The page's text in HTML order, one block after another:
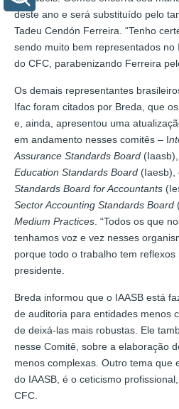
deste ano e será substituído pelo
Tadeu Cendón Ferreira. “Tenho
sendo muito bem representados no
do CFC, parabenizando Ferreira
Os demais representantes
Ifac foram citados por Breda, que
e, ainda, apresentou uma
em andamento nesses comitês – I
Assurance Standards Board
Education Standards Board (Iaesb),
Standards Board for Accountants
Sector Accounting Standards Board
Medium Practices . “Todos os que
tenhamos voz e vez nesses
porque todo o trabalho tem reflexos
presidente.
Breda informou que o IAASB está
de auditoria para entidades menos
de deixá-las mais robustas. Ele
nesse Comitê, sobre a elaboração
menos complexas. Outro tema que
do IAASB, é o ceticismo
CFC.